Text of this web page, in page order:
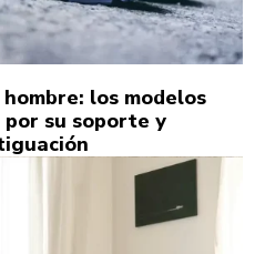
los modelos
su soporte y